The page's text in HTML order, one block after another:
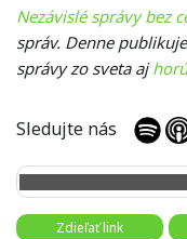
Nezávislé správy bez
správ. Denne
správy zo sveta aj
Sledujte nás
Zdieľať link